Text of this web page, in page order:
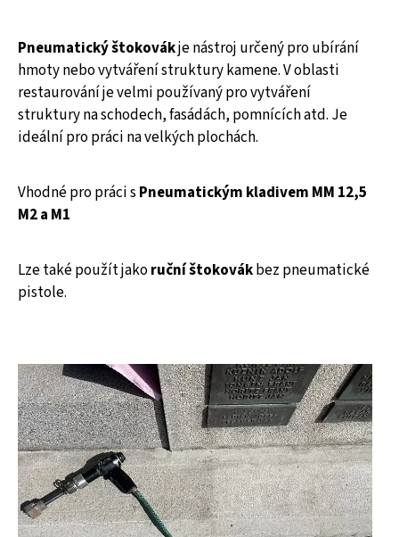
Pneumatický štokovákje nástroj určený pro ubírání
hmoty nebo vytváření struktury kamene. V oblasti
restaurování je velmi používaný pro vytváření
struktury na schodech, fasádách, pomnících atd. Je
ideální pro práci na velkých plochách.
Vhodné pro práci s Pneumatickým kladivem MM 12,5
M2 a M1
Lze také použít jakoruční štokovákbez pneumatické
pistole.